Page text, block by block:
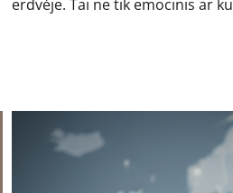
erdvėje. Tai ne tik emocinis ar